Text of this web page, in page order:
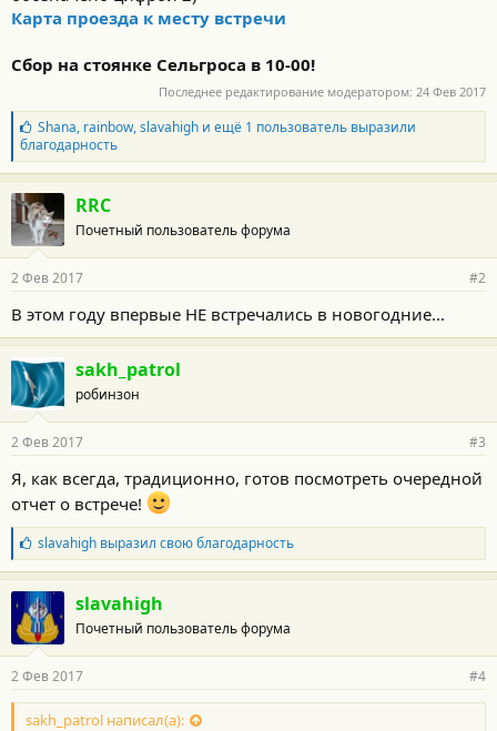
Карта проезда к месту встречи
Сбор на стоянке Сельгроса в 10-00!
Последнее редактирование модератором: 24 Фев 2017
Б
л
а
г
о
д
а
р
о
т
и
Shana, rainbow,slavahighи ещё 1 пользователь выразили
благодарность
RRC
Почетный пользователь форума
2 Фев 2017 #2
В этом году впервые НЕ встречались в новогодние...
sakh_patrol
робинзон
2 Фев 2017 #3
Я, как всегда, традиционно, готов посмотреть очередной
отчет о встрече!
Б
л
а
г
о
д
а
н
о
с
slavahighвыразил свою благодарность
slavahigh
Почетный пользователь форума
2 Фев 2017 #4
sakh_patrol написал(а):